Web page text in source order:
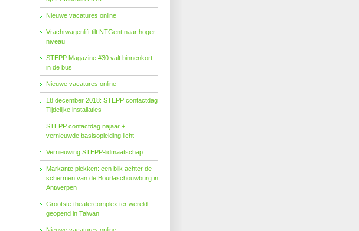
Nieuwe vacatures online
Vrachtwagenlift tilt NTGent naar hoger
niveau
STEPP Magazine #30 valt binnenkort
in de bus
Nieuwe vacatures online
18 december 2018: STEPP contactdag
Tijdelijke installaties
STEPP contactdag najaar +
vernieuwde basisopleiding licht
Vernieuwing STEPP-lidmaatschap
Markante plekken: een blik achter de
schermen van de Bourlaschouwburg in
Antwerpen
Grootste theatercomplex ter wereld
geopend in Taiwan